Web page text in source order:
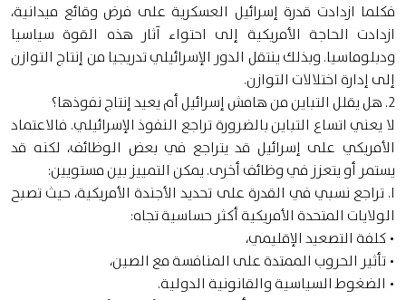
فكلما ازدادت قدرة إسرائيل العسكرية على فرض وقائع ميدانية،
ازدادت الحاجة الأمريكية إلى احتواء آثار هذه القوة سياسيا
ودبلوماسيا. وبذلك ينتقل الدور الإسرائيلي تدريجيا من إنتاج التوازن
إلى إدارة اختلالات التوازن.
2. هل يقلل التباين من هامش إسرائيل أم يعيد إنتاج نفوذها؟
لا يعني اتساع التباين بالضرورة تراجع النفوذ الإسرائيلي. فالاعتماد
الأمريكي على إسرائيل قد يتراجع في بعض الوظائف، لكنه قد
يستمر أو يتعزز في وظائف أخرى. يمكن التمييز بين مستويين:
ا. تراجع نسبي في القدرة على تحديد الأجندة الأمريكية، حيث تصبح
الولايات المتحدة الأمريكية أكثر حساسية تجاه:
• كلفة التصعيد الإقليمي،
• تأثير الحروب الممتدة على المنافسة مع الصين،
• الضغوط السياسية والقانونية الدولية.